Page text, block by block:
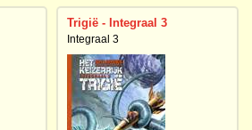
Trigië - Integraal 3
Integraal 3